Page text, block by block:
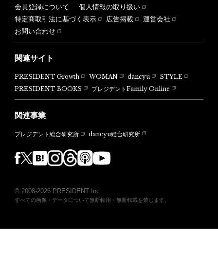
会員登録について
個人情報の取り扱い
特定商取引法に基づく表示
広告掲載
運営会社
お問い合わせ
関連サイト
PRESIDENT Growth WOMAN dancyu
STYLE
PRESIDENT BOOKS
プレジデントFamily Online
関連事業
プレジデント総合研究所 dancyu総合研究所
© 2008-2026 PRESIDENT Inc.
すべての画像・データについて無断転用・無断転載を禁じます。